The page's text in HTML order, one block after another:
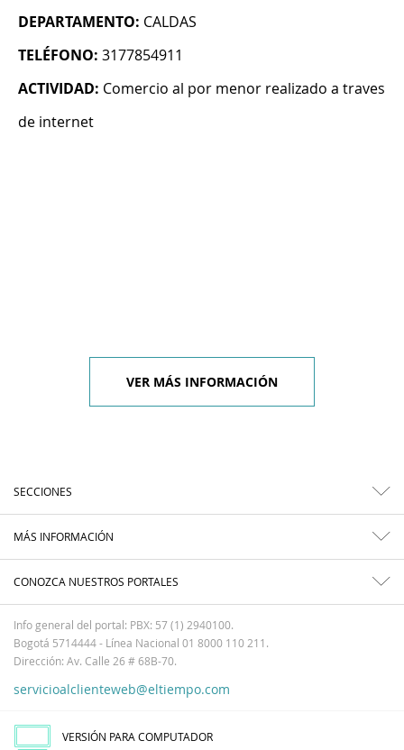
DEPARTAMENTO: CALDAS
TELÉFONO: 3177854911
ACTIVIDAD: Comercio al por menor realizado a traves
de internet
VER MÁS INFORMACIÓN
SECCIONES
MÁS INFORMACIÓN
CONOZCA NUESTROS PORTALES
Info general del portal: PBX: 57 (1) 2940100.
Bogotá 5714444 - Línea Nacional 01 8000 110 211.
Dirección: Av. Calle 26 # 68B-70.
servicioalclienteweb@eltiempo.com
VERSIÓN PARA COMPUTADOR